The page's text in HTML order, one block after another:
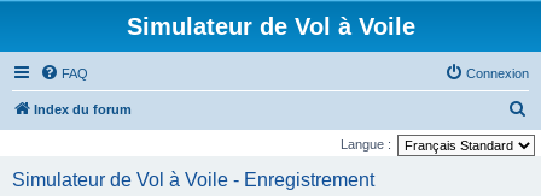
Simulateur de Vol à Voile
FAQ Connexion
Index du forum
e
Langue :
Simulateur de Vol à Voile - Enregistrement